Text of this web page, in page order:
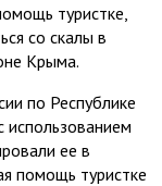
туристке,
со скалы в
Крыма.
по Республике
ее в
помощь туристке